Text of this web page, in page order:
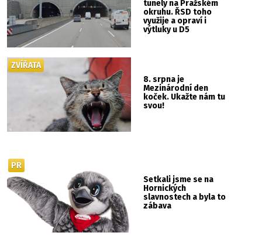
tunely na Pražském
okruhu. ŘSD toho
využije a opraví i
výtluky u D5
8. srpna je
Mezinárodní den
koček. Ukažte nám tu
svou!
ZVÍŘATA
Setkali jsme se na
Hornických
slavnostech a byla to
zábava
PR